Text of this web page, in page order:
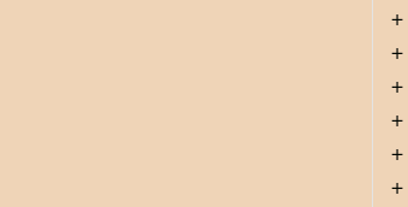
+
+
+
+
+
+